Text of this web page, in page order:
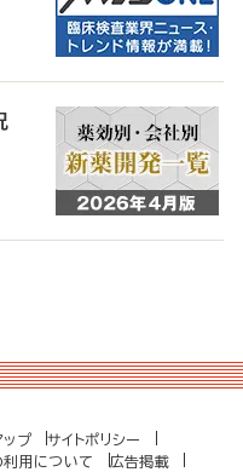
ップ
サイトポリシー
利用について 広告掲載